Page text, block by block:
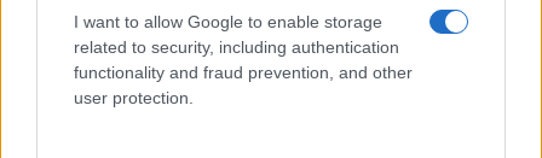
I want to allow Google to enable storage
related to security, including authentication
functionality and fraud prevention, and other
user protection.
Descubre cómo Pía Quintana hace de la cocina un arte